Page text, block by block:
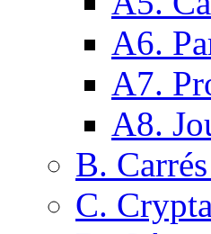
A6.
A7.
A8.
B.
C.